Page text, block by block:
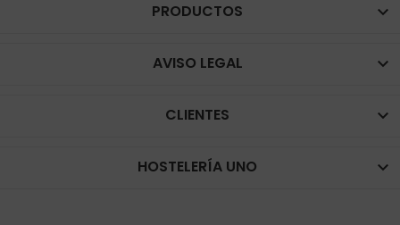
PRODUCTOS 
AVISO LEGAL 
CLIENTES 
HOSTELERÍA UNO 